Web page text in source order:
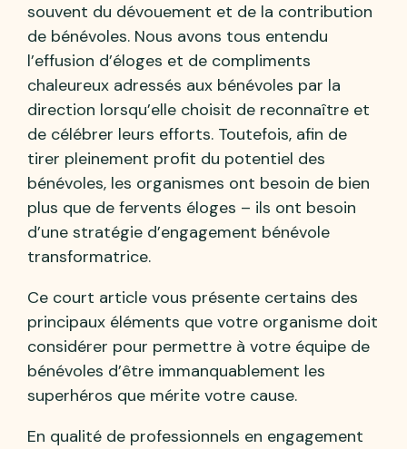
souvent du dévouement et de la contribution
de bénévoles. Nous avons tous entendu
l’effusion d’éloges et de compliments
chaleureux adressés aux bénévoles par la
direction lorsqu’elle choisit de reconnaître et
de célébrer leurs efforts. Toutefois, afin de
tirer pleinement profit du potentiel des
bénévoles, les organismes ont besoin de bien
plus que de fervents éloges – ils ont besoin
d’une stratégie d’engagement bénévole
transformatrice.
Ce court article vous présente certains des
principaux éléments que votre organisme doit
considérer pour permettre à votre équipe de
bénévoles d’être immanquablement les
superhéros que mérite votre cause.
En qualité de professionnels en engagement